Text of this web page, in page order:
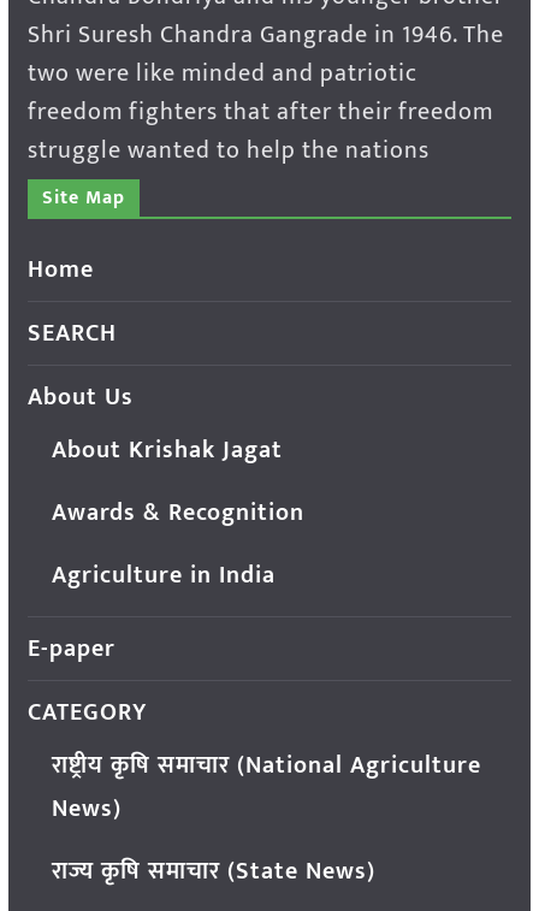
Shri Suresh Chandra Gangrade in 1946. The
two were like minded and patriotic
freedom fighters that after their freedom
struggle wanted to help the nations
Site Map
Home
SEARCH
About Us
About Krishak Jagat
Awards & Recognition
Agriculture in India
E-paper
CATEGORY
राष्ट्रीय कृषि समाचार (National Agriculture
News)
राज्य कृषि समाचार (State News)